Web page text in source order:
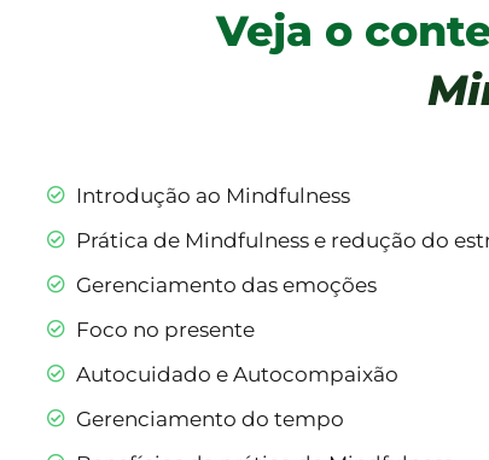
Veja o
Introdução ao Mindfulness
Prática de Mindfulness e redução do
Gerenciamento das emoções
Foco no presente
Autocuidado e Autocompaixão
Gerenciamento do tempo